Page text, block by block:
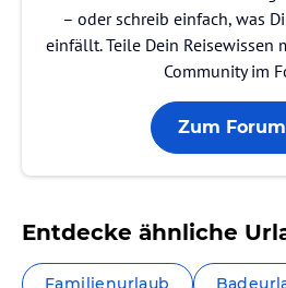
– oder schreib einfach, was
einfällt. Teile Dein Reisewissen
Community im
Zum Forum
Entdecke ähnliche
Familienurlaub